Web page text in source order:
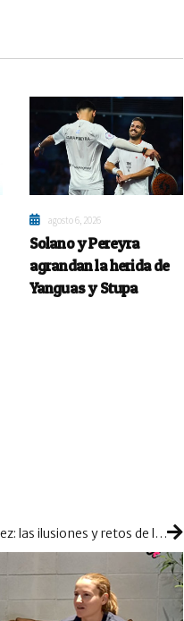
agosto 6, 2026
Solano y Pereyra
agrandan la herida de
Yanguas y Stupa
Cara a cara con Ari Sánchez: las ilusiones y retos de la jugadora de Reus para 2023